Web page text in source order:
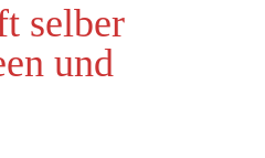
selber
und